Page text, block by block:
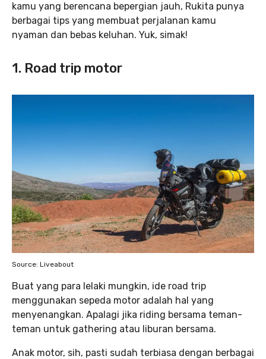
kamu yang berencana bepergian jauh, Rukita punya
berbagai tips yang membuat perjalanan kamu
nyaman dan bebas keluhan. Yuk, simak!
1. Road trip motor
Source: Liveabout
Buat yang para lelaki mungkin, ide road trip
menggunakan sepeda motor adalah hal yang
menyenangkan. Apalagi jika riding bersama teman-
teman untuk gathering atau liburan bersama.
Anak motor, sih, pasti sudah terbiasa dengan berbagai